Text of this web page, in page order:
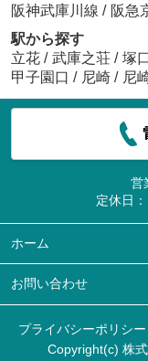
阪神武庫川線 / 阪急
駅から探す
立花 / 武庫之荘 / 塚
甲子園口 / 尼崎 / 尼
営
定休日：
ホーム
お問い合わせ
プライバシーポリシー
Copyright(c) 株